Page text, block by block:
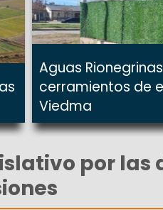
Aguas
cerramientos de
Viedma
por